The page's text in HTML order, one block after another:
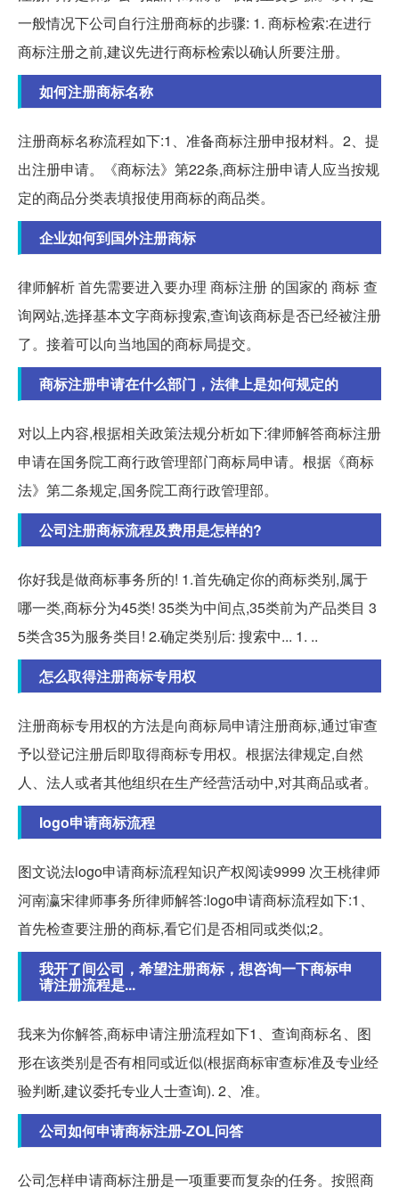
一般情况下公司自行注册商标的步骤: 1. 商标检索:在进行
商标注册之前,建议先进行商标检索以确认所要注册。
如何注册商标名称
注册商标名称流程如下:1、准备商标注册申报材料。2、提
出注册申请。《商标法》第22条,商标注册申请人应当按规
定的商品分类表填报使用商标的商品类。
企业如何到国外注册商标
律师解析 首先需要进入要办理 商标注册 的国家的 商标 查
询网站,选择基本文字商标搜索,查询该商标是否已经被注册
了。接着可以向当地国的商标局提交。
商标注册申请在什么部门，法律上是如何规定的
对以上内容,根据相关政策法规分析如下:律师解答商标注册
申请在国务院工商行政管理部门商标局申请。根据《商标
法》第二条规定,国务院工商行政管理部。
公司注册商标流程及费用是怎样的?
你好我是做商标事务所的! 1.首先确定你的商标类别,属于
哪一类,商标分为45类! 35类为中间点,35类前为产品类目 3
5类含35为服务类目! 2.确定类别后: 搜索中... 1. ..
怎么取得注册商标专用权
注册商标专用权的方法是向商标局申请注册商标,通过审查
予以登记注册后即取得商标专用权。根据法律规定,自然
人、法人或者其他组织在生产经营活动中,对其商品或者。
logo申请商标流程
图文说法logo申请商标流程知识产权阅读9999 次王桃律师
河南瀛宋律师事务所律师解答:logo申请商标流程如下:1、
首先检查要注册的商标,看它们是否相同或类似;2。
我开了间公司，希望注册商标，想咨询一下商标申
请注册流程是...
我来为你解答,商标申请注册流程如下1、查询商标名、图
形在该类别是否有相同或近似(根据商标审查标准及专业经
验判断,建议委托专业人士查询). 2、准。
公司如何申请商标注册-ZOL问答
公司怎样申请商标注册是一项重要而复杂的任务。按照商